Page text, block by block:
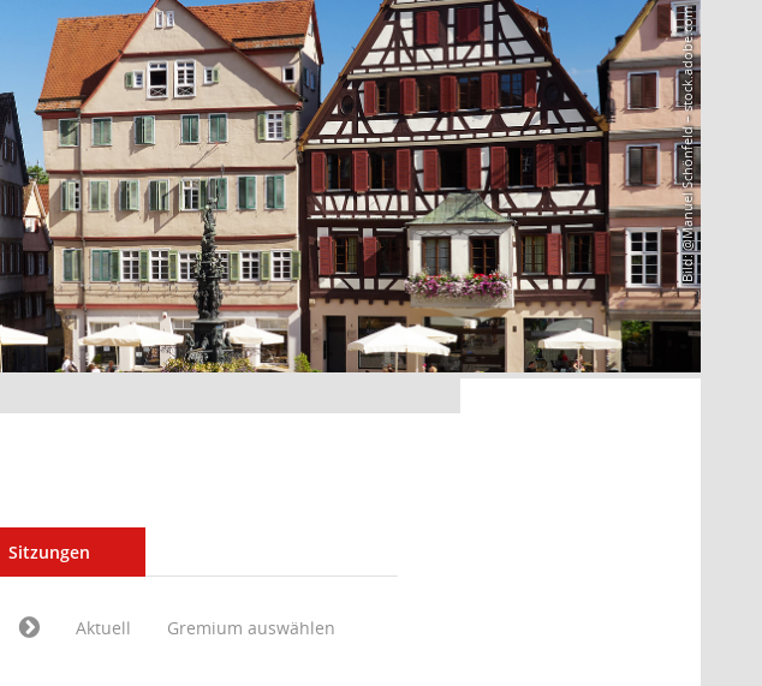
Bild: @Manuel Schönfeld – stock.adobe.com
Sitzungen
Aktuell Gremium auswählen